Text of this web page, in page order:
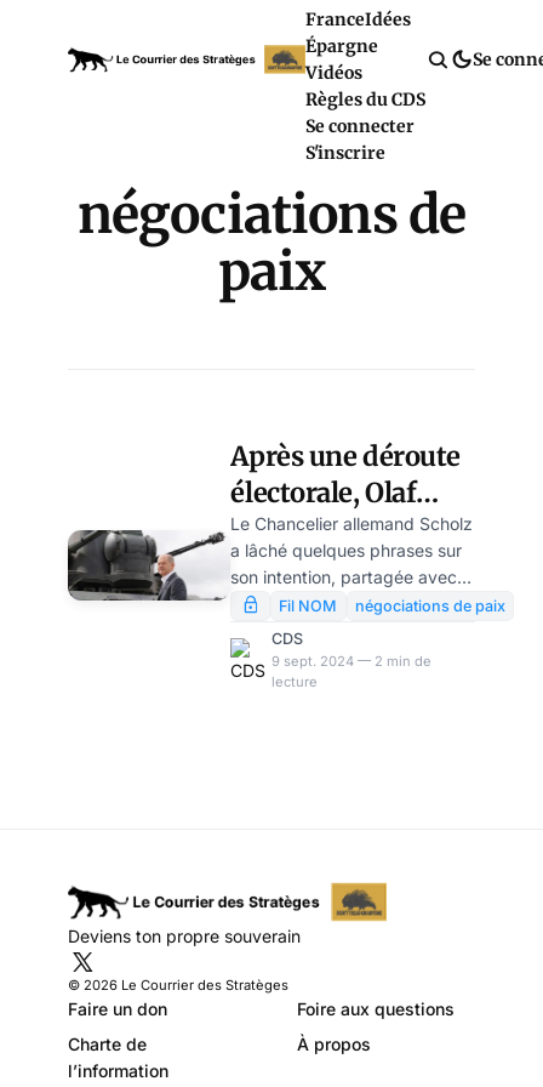
FranceIdées
Épargne
Vidéos
Règles du CDS
Se connecter
S'inscrire
Se
négociations de
paix
Après une déroute
électorale, Olaf
Scholz veut
négocier en
Ukraine
Le Chancelier allemand Scholz
a lâché quelques phrases sur
son intention, partagée avec
Zelensky, d’aller vers des
négociations avec la Russie
sur l’Ukraine. Se prenant pour
un empereur romain dans une
part l’Union Européenne
panique devant l’accélération
russe dans la guerre. D’autre
part, Scholz, p
Fil NOM
négociations de paix
CDS
9 sept. 2024 — 2 min de
lecture
Deviens ton propre souverain
© 2026 Le Courrier des Stratèges
Faire un don
Foire aux questions
Charte de
l’information
À propos